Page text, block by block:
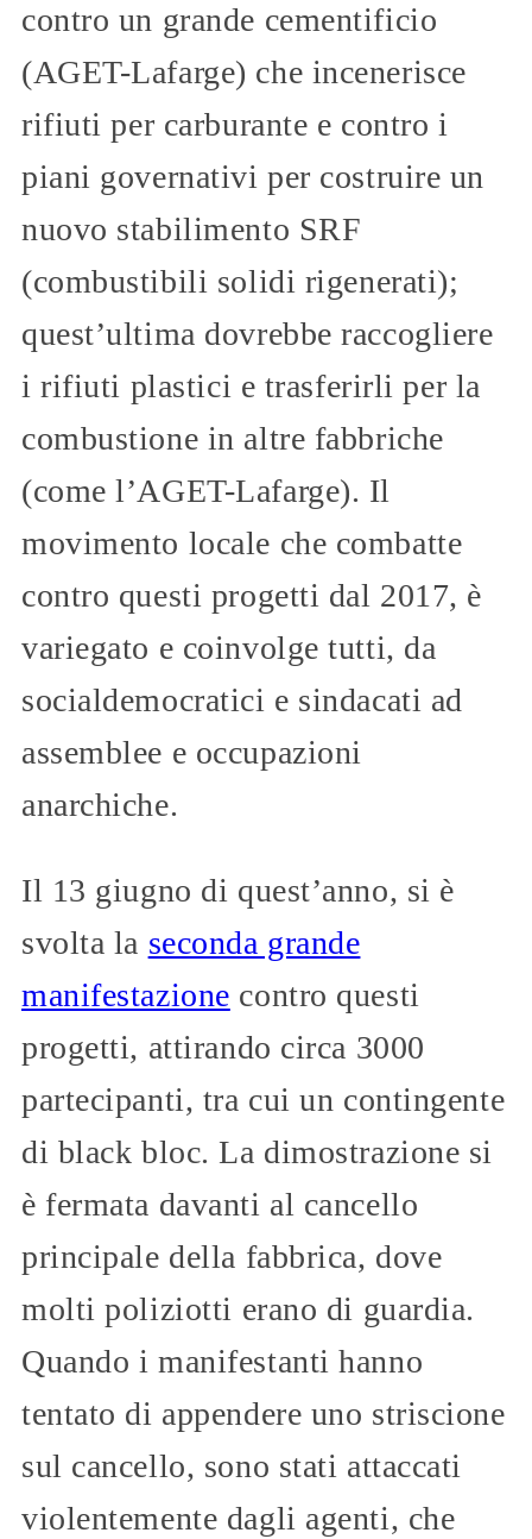
contro un grande cementificio
(AGET-Lafarge) che incenerisce
rifiuti per carburante e contro i
piani governativi per costruire un
nuovo stabilimento SRF
(combustibili solidi rigenerati);
quest’ultima dovrebbe raccogliere
i rifiuti plastici e trasferirli per la
combustione in altre fabbriche
(come l’AGET-Lafarge). Il
movimento locale che combatte
contro questi progetti dal 2017, è
variegato e coinvolge tutti, da
socialdemocratici e sindacati ad
assemblee e occupazioni
anarchiche.
Il 13 giugno di quest’anno, si è
svolta la seconda grande
manifestazione contro questi
progetti, attirando circa 3000
partecipanti, tra cui un contingente
di black bloc. La dimostrazione si
è fermata davanti al cancello
principale della fabbrica, dove
molti poliziotti erano di guardia.
Quando i manifestanti hanno
tentato di appendere uno striscione
sul cancello, sono stati attaccati
violentemente dagli agenti, che